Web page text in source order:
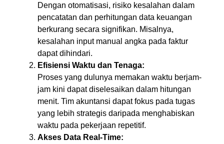
Dengan otomatisasi, risiko kesalahan dalam
pencatatan dan perhitungan data keuangan
berkurang secara signifikan. Misalnya,
kesalahan input manual angka pada faktur
dapat dihindari.
Efisiensi Waktu dan Tenaga:
Proses yang dulunya memakan waktu berjam-
jam kini dapat diselesaikan dalam hitungan
menit. Tim akuntansi dapat fokus pada tugas
yang lebih strategis daripada menghabiskan
waktu pada pekerjaan repetitif.
Akses Data Real-Time: